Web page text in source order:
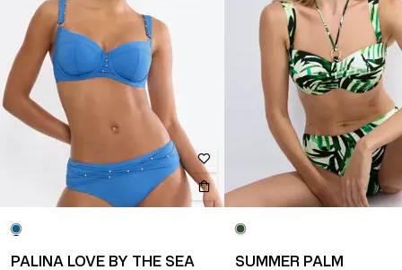
PALINA LOVE BY THE SEA
SUMMER PALM